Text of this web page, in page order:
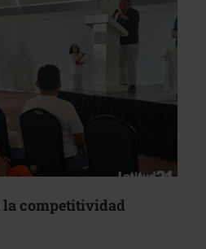
la competitividad